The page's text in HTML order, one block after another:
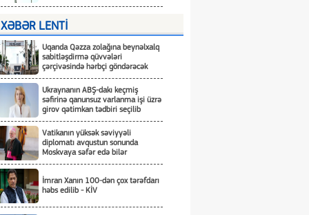
XƏBƏR LENTİ
Uqanda Qəzza zolağına beynəlxalq
sabitləşdirmə qüvvələri
çərçivəsində hərbçi göndərəcək
Ukraynanın ABŞ-dakı keçmiş
səfirinə qanunsuz varlanma işi üzrə
girov qətimkan tədbiri seçilib
Vatikanın yüksək səviyyəli
diplomatı avqustun sonunda
Moskvaya səfər edə bilər
İmran Xanın 100-dən çox tərəfdarı
həbs edilib - KİV